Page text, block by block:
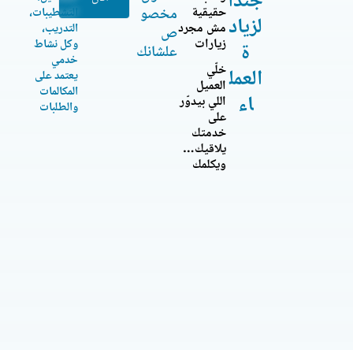
لزياد
ة
العمل
اء
حقيقية
مش مجرد
زيارات
خلّي
العميل
اللي بيدوّر
على
خدمتك
يلاقيك…
ويكلمك
مخصو
ص
علشانك
التشطيبات،
التدريب،
وكل نشاط
خدمي
يعتمد على
المكالمات
والطلبات